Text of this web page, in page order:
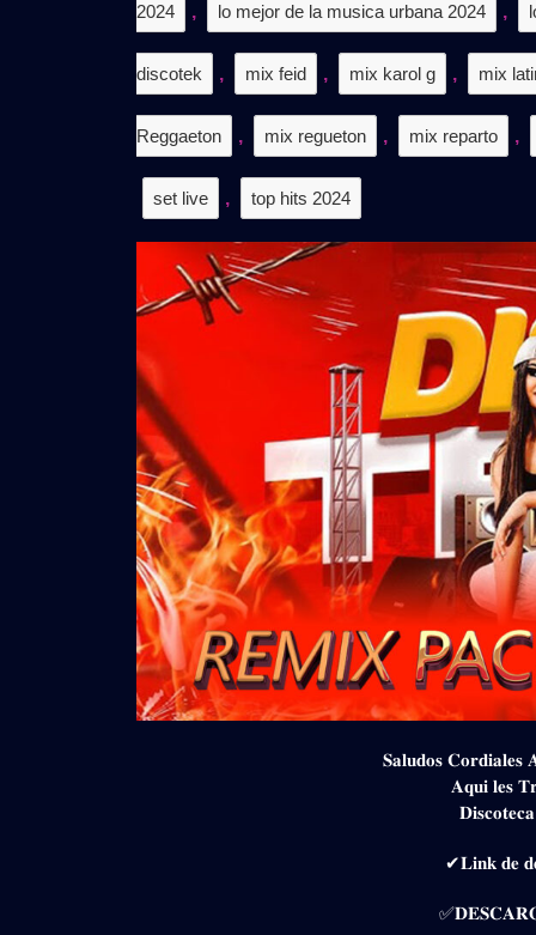
2024 , lo mejor de la musica urbana 2024 ,
discotek , mix feid , mix karol g , mix
Reggaeton , mix regueton , mix reparto ,
set live , top hits 2024
𝐒𝐚𝐥𝐮𝐝𝐨𝐬 𝐂𝐨𝐫𝐝𝐢𝐚𝐥𝐞𝐬
𝐀𝐪𝐮𝐢 𝐥𝐞𝐬
✔𝐋𝐢𝐧𝐤 𝐝𝐞